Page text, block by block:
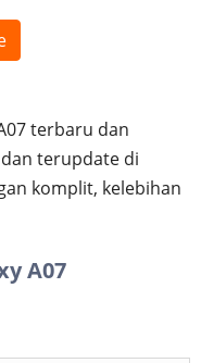
terbaru dan
terupdate di
komplit, kelebihan
A07